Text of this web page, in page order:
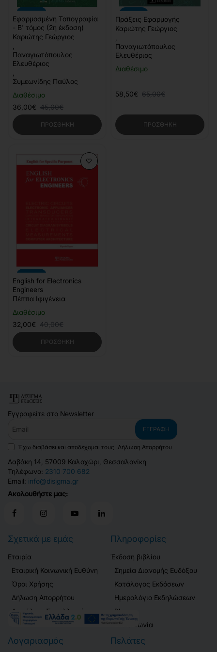
Διαθέσιμο
Εφαρμοσμένη Τοπογραφία
- Β' τόμος (2η έκδοση)
Καριώτης Γεώργιος
Παναγιωτόπουλος
Ελευθέριος
Συμεωνίδης Παύλος
36,00€ 45,00€
ΠΡΟΣΘΉΚΗ
Διαθέσιμο
Πράξεις Εφαρμογής
Καριώτης Γεώργιος
Παναγιωτόπουλος
Ελευθέριος
58,50€ 65,00€
ΠΡΟΣΘΉΚΗ
Διαθέσιμο
English for Electronics
Engineers
Πέππα Ιφιγένεια
32,00€ 40,00€
ΠΡΟΣΘΉΚΗ
Εγγραφείτε στο Newsletter
ΕΓΓΡΑΦΉ
Έχω διαβάσει και αποδέχομαι τους Δήλωση Απορρήτου
Δαβάκη 14, 57009 Καλοχώρι, Θεσσαλονίκη
Τηλέφωνο: 2310 700 682
Email: info@disigma.gr
Ακολουθήστε μας:
Σχετικά με εμάς
Εταιρία
Εταιρική Κοινωνική Ευθύνη
Όροι Χρήσης
Δήλωση Απορρήτου
Ασφάλεια Συναλλαγών
Πληροφορίες
Έκδοση βιβλίου
Σημεία Διανομής Ευδόξου
Κατάλογος Εκδόσεων
Ημερολόγιο Εκδηλώσεων
Blog
Επικοινωνία
Λογαριασμός Πελάτες